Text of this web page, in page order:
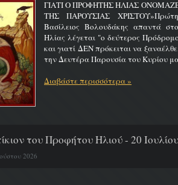
ΓΙΑΤΙ Ο ΠΡΟΦΗΤΗΣ ΗΛΙΑΣ
ΤΗΣ ΠΑΡΟΥΣΙΑΣ
Βασίλειος Βολουδάκης απαντά
Ηλίας λέγεται "ο δεύτερος
και γιατί ΔΕΝ πρόκειται να
την Δευτέρα Παρουσία του Κυρίου
Διαβάστε περισσότερα »
του Προφήτου Ηλιού - 20 Ιουλίου
2026